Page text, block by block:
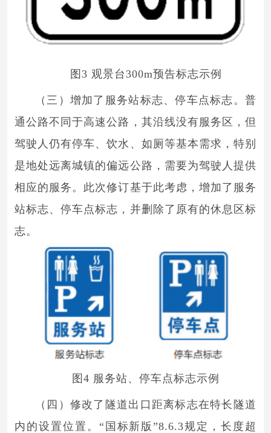
图3 观景台300m预告标志示例
（三）增加了服务站标志、停车点标志。普
通公路不同于高速公路，其沿线没有服务区，但
驾驶人仍有停车、饮水、如厕等基本需求，特别
是地处远离城镇的偏远公路，需要为驾驶人提供
相应的服务。此次修订基于此考虑，增加了服务
站标志、停车点标志，并删除了原有的休息区标
志。
图4 服务站、停车点标志示例
（四）修改了隧道出口距离标志在特长隧道
内的设置位置。“国标新版”8.6.3规定，长度超